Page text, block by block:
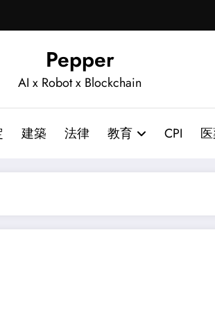
Pepper
AI x Robot x Blockchain
建築 法律 教育 CPI